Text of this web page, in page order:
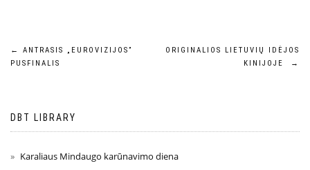
←
ANTRASIS „EUROVIZIJOS”
PUSFINALIS
ORIGINALIOS LIETUVIŲ IDĖJOS
KINIJOJE
→
DBT LIBRARY
Karaliaus Mindaugo karūnavimo diena